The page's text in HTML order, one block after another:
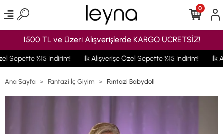
1500 TL ve Üzeri Alışverişlerde KARGO ÜCRETSİZ!
Sepette %15 İndirim! İlk Alışverişe Özel Sepette %15 İndirim! İlk
0
Ana Sayfa Fantazi İç Giyim Fantazi Babydoll